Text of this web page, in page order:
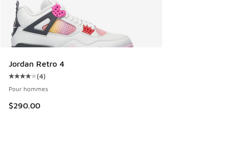
Jordan Retro 4
Cote moyenne du client - [4 sur 5 étoiles], 4 commentaires
(4)
Pour hommes
$290.00